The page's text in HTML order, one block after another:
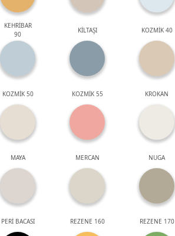
KEHRİBAR
90
KİLTAŞI KOZMİK 40
KOZMİK 50 KOZMİK 55 KROKAN
MAYA MERCAN NUGA
PERİ BACASI REZENE 160 REZENE 170